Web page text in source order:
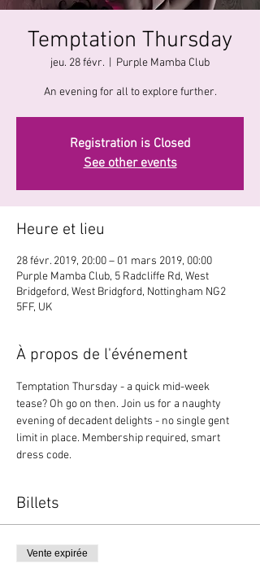
Temptation Thursday
jeu. 28 févr. Purple Mamba Club
An evening for all to explore further.
Registration is Closed
See other events
Heure et lieu
28 févr. 2019, 20:00 – 01 mars 2019, 00:00
Purple Mamba Club, 5 Radcliffe Rd, West
Bridgeford, West Bridgford, Nottingham NG2
5FF, UK
À propos de l'événement
Temptation Thursday - a quick mid-week
tease? Oh go on then. Join us for a naughty
evening of decadent delights - no single gent
limit in place. Membership required, smart
dress code.
Billets
Vente expirée